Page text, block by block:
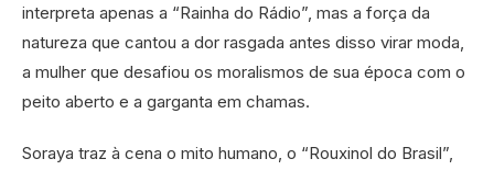
interpreta apenas a “Rainha do Rádio”, mas a força da
natureza que cantou a dor rasgada antes disso virar moda,
a mulher que desafiou os moralismos de sua época com o
peito aberto e a garganta em chamas.
Soraya traz à cena o mito humano, o “Rouxinol do Brasil”,